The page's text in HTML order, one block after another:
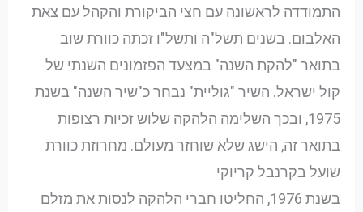
התמודדה לראשונה עם חצי הביקורת והקהל עם צאת
האלבום. בשנים תשל"ה ותשל"ו זכתה כוורת שוב
בתואר "להקת השנה" במצעד הפזמונים השנתי של
קול ישראל. השיר "גוליית" נבחר כ"שיר השנה" בשנת
1975, ובכך השלימה הלהקה שלוש זכיות רצופות
בתואר זה, הישג שלא שוחזר מעולם. מחרוזת כוורת
שועל בקרנבל קריוקי
בשנת 1976, החליטו חברי הלהקה לנסות את מזלם